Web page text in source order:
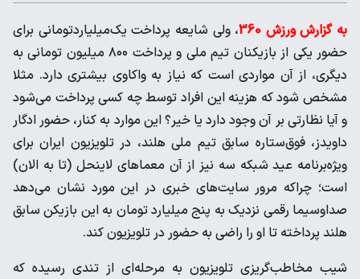
به گزارش ورزش 360
، ولی شایعه پرداخت یک‌میلیاردتومانی برای
حضور یکی از بازیکنان تیم ملی و پرداخت ۸۰۰ میلیون تومانی به
دیگری، از آن مواردی است که نیاز به واکاوی بیشتری دارد. مثلا
مشخص شود که هزینه این افراد توسط چه کسی پرداخت می‌شود
و آیا نظارتی بر آن وجود دارد یا خیر؟ این موارد به کنار، حضور ادگار
داویدز، فوق‌ستاره سابق تیم ملی هلند، در تلویزیون ایران برای
ویژه‌برنامه عید شبکه سه نیز از آن معما‌های لاینحل (تا به الان)
است؛ چرا‌که مرور سایت‌های خبری در این مورد نشان می‌دهد
صداوسیما رقمی نزدیک به پنج میلیارد تومان به این بازیکن سابق
هلند پرداخته تا او را راضی به حضور در تلویزیون کند.
شیب مخاطب‌گریزی تلویزیون به مرحله‌ای از تندی رسیده که